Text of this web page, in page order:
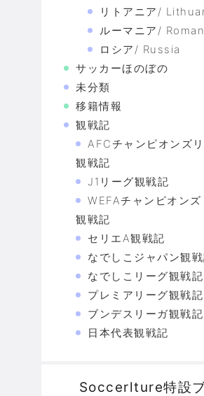
リトアニア/
ルーマニア/
ロシア/ Russia
サッカーほのぼの
未分類
移籍情報
観戦記
AFCチャンピオンズ
観戦記
J1リーグ観戦記
WEFAチャンピオンズ
観戦記
セリエA観戦記
なでしこジャパン観
なでしこリーグ観戦記
プレミアリーグ観戦記
ブンデスリーガ観戦記
日本代表観戦記
Soccerlture特設